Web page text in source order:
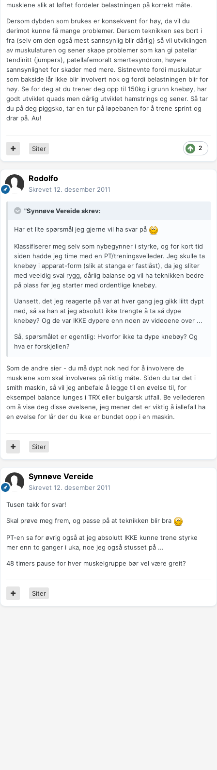
musklene slik at løftet fordeler belastningen på korrekt måte.
Dersom dybden som brukes er konsekvent for høy, da vil du
derimot kunne få mange problemer. Dersom teknikken ses bort i
fra (selv om den også mest sannsynlig blir dårlig) så vil utviklingen
av muskulaturen og sener skape problemer som kan gi patellar
tendinitt (jumpers), patellafemoralt smertesyndrom, høyere
sannsynlighet for skader med mere. Sistnevnte fordi muskulatur
som bakside lår ikke blir involvert nok og fordi belastningen blir for
høy. Se for deg at du trener deg opp til 150kg i grunn knebøy, har
godt utviklet quads men dårlig utviklet hamstrings og sener. Så tar
du på deg piggsko, tar en tur på løpebanen for å trene sprint og
drar på. Au!
2
Siter
Rodolfo
Skrevet 12. desember 2011
"Synnøve Vereide skrev:
Har et lite spørsmål jeg gjerne vil ha svar på
Klassifiserer meg selv som nybegynner i styrke, og for kort tid
siden hadde jeg time med en PT/treningsveileder. Jeg skulle ta
knebøy i apparat-form (slik at stanga er fastlåst), da jeg sliter
med veeldig svai rygg, dårlig balanse og vil ha teknikken bedre
på plass før jeg starter med ordentlige knebøy.
Uansett, det jeg reagerte på var at hver gang jeg gikk liitt dypt
ned, så sa han at jeg absolutt ikke trengte å ta så dype
knebøy? Og de var IKKE dypere enn noen av videoene over ...
Så, spørsmålet er egentlig: Hvorfor ikke ta dype knebøy? Og
hva er forskjellen?
Som de andre sier - du må dypt nok ned for å involvere de
musklene som skal involveres på riktig måte. Siden du tar det i
smith maskin, så vil jeg anbefale å legge til en øvelse til, for
eksempel balance lunges i TRX eller bulgarsk utfall. Be veilederen
om å vise deg disse øvelsene, jeg mener det er viktig å iallefall ha
en øvelse for lår der du ikke er bundet opp i en maskin.
Siter
Synnøve Vereide
Skrevet 12. desember 2011
Tusen takk for svar!
Skal prøve meg frem, og passe på at teknikken blir bra
PT-en sa for øvrig også at jeg absolutt IKKE kunne trene styrke
mer enn to ganger i uka, noe jeg også stusset på ...
48 timers pause for hver muskelgruppe bør vel være greit?
Siter